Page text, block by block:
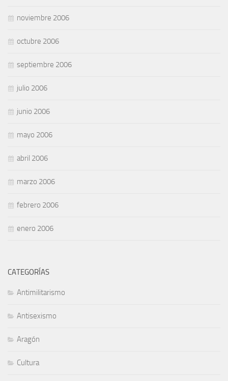
noviembre 2006
octubre 2006
septiembre 2006
julio 2006
junio 2006
mayo 2006
abril 2006
marzo 2006
febrero 2006
enero 2006
CATEGORÍAS
Antimilitarismo
Antisexismo
Aragón
Cultura